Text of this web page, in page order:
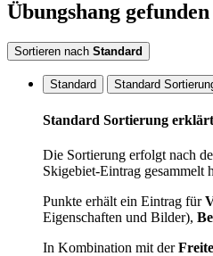
Übungshang gefunden
Sortieren nach Standard
Standard Standard
Standard Sortierung erklärt
Die Sortierung erfolgt nach
Skigebiet-Eintrag gesammelt
Punkte erhält ein Eintrag für
Eigenschaften und Bilder),
In Kombination mit der